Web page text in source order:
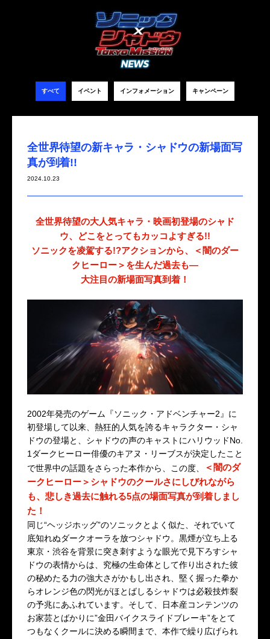
すべて イベント インフォメーション キャンペーン
全世界待望の新キャラ・シャドウの新場面写
真が到着!!
2024.10.23
全世界待望の大人気キャラ・映画初登場のシャド
ウ、どこをとってもカッコよすぎる!!
ソニックを凌駕する!?アクションから、＜闇のダー
クヒーロー＞を生んだ過去も―
大注目の新場面写真到着！
2002年発売のゲーム『ソニック・アドベンチャー2』に
初登場して以来、熱狂的人気を誇るキャラクター・シャ
ドウの登場と、シャドウの声のキャストにハリウッドNo.
1ダークヒーロー俳優のキアヌ・リーブスが決定したこと
で世界中の話題をさらった本作から、この度、
＜闇のダ
ークヒーロー＞シャドウのクールさにしびれながら
も、悲しき過去に触れる5点の場面写真が到着しまし
た！
同じ“ヘッジホッグ”のソニックとよく似た、それでいて
底知れぬダークオーラを放つシャドウ。黒煙が立ち上る
東京・渋谷を背景に突き刺すような眼光で見下ろすシャ
ドウの表情からは、究極の生命体として作り出された彼
の秘めたる力の強大さがかもし出され、堅く握った拳か
らオレンジ色の閃光がほとばしるシャドウは必殺技炸裂
の予兆にあふれています。そして、日本産コンテンツの
お家芸とばかりに”金田バイクスライドブレーキ”をとて
つもなくクールに決める瞬間まで、本作で繰り広げられ